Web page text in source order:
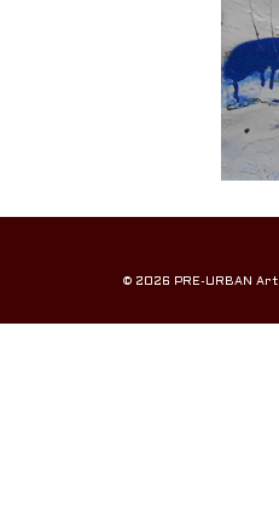
© 2026 PRE-URBAN Art